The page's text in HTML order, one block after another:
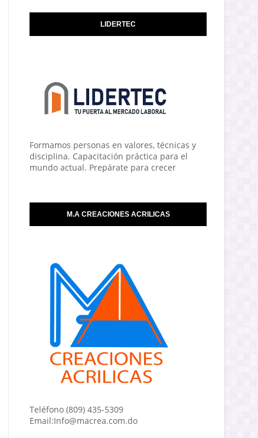
LIDERTEC
Formamos personas en valores, técnicas y
disciplina. Capacitación práctica para el
mundo actual. Prepárate para crecer
M.A CREACIONES ACRILICAS
Teléfono (809) 435-5309
Email:Info@macrea.com.do